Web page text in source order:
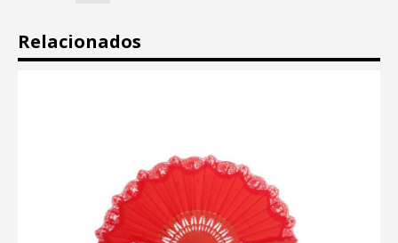
Relacionados